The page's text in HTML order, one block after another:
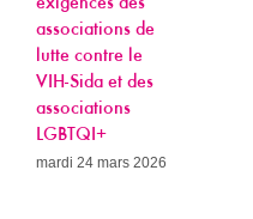
de
le
et des
2026